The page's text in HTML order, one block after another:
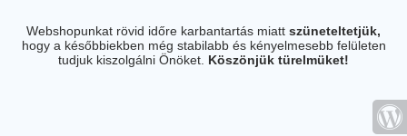
Webshopunkat rövid időre karbantartás miatt szüneteltetjük,
hogy a későbbiekben még stabilabb és kényelmesebb felületen
tudjuk kiszolgálni Önöket. Köszönjük türelmüket!